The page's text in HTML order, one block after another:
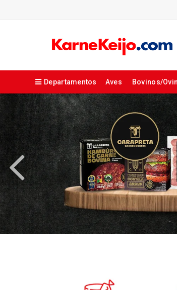
Departamentos Aves Bovinos/